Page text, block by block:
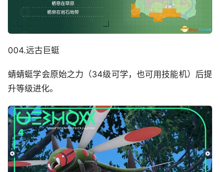
004.远古巨蜓
蜻蜻蜓学会原始之力（34级可学，也可用技能机）后提
升等级进化。